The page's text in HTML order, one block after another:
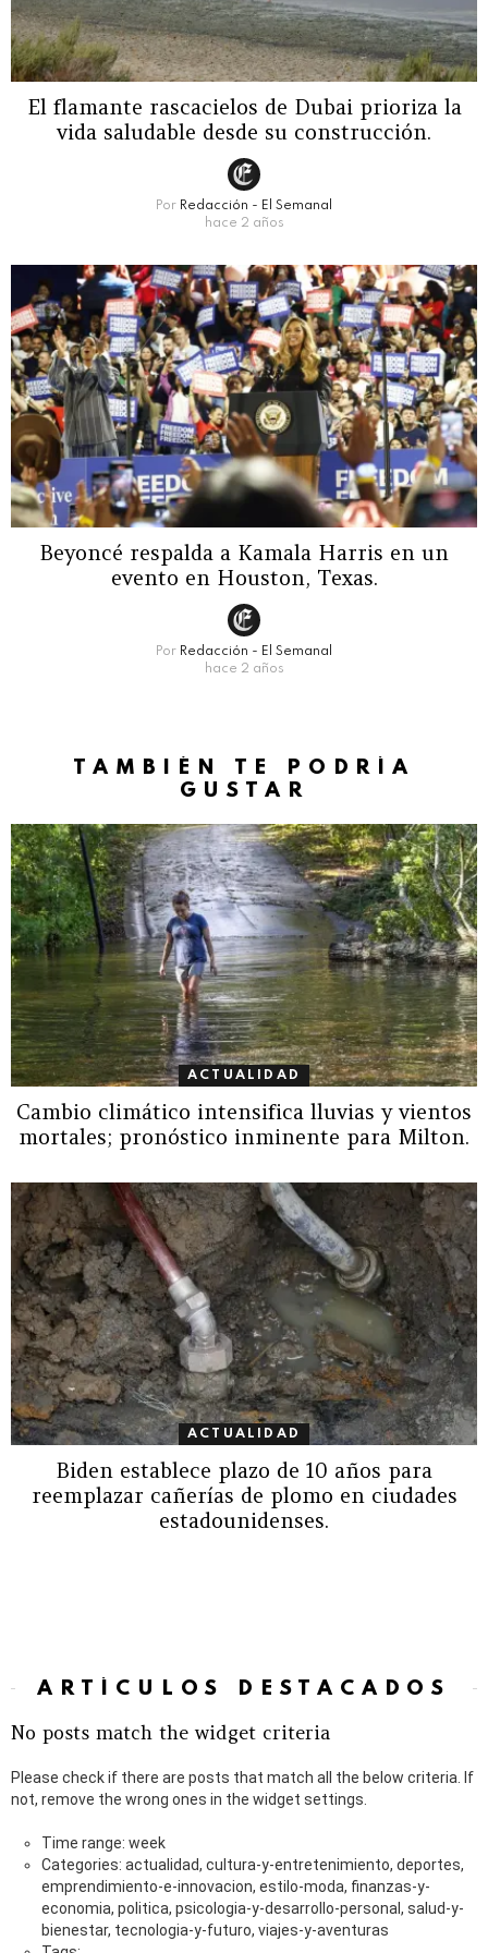
El flamante rascacielos de Dubai prioriza la
vida saludable desde su construcción.
Por Redacción - El Semanal
hace 2 años
Beyoncé respalda a Kamala Harris en un
evento en Houston, Texas.
Por Redacción - El Semanal
hace 2 años
TAMBIÉN TE PODRÍA
GUSTAR
ACTUALIDAD
Cambio climático intensifica lluvias y vientos
mortales; pronóstico inminente para Milton.
ACTUALIDAD
Biden establece plazo de 10 años para
reemplazar cañerías de plomo en ciudades
estadounidenses.
ARTÍCULOS DESTACADOS
No posts match the widget criteria
Please check if there are posts that match all the below criteria. If
not, remove the wrong ones in the widget settings.
Time range: week
Categories: actualidad, cultura-y-entretenimiento, deportes,
emprendimiento-e-innovacion, estilo-moda, finanzas-y-
economia, politica, psicologia-y-desarrollo-personal, salud-y-
bienestar, tecnologia-y-futuro, viajes-y-aventuras